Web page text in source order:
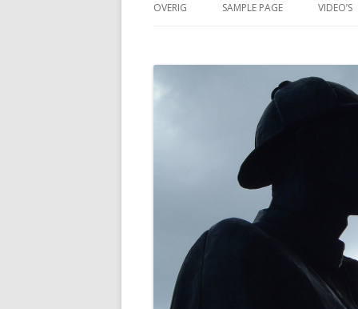
OVERIG SAMPLE PAGE VIDEO’S